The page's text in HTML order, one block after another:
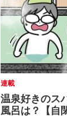
連載
温泉好きのス
風呂は？【自